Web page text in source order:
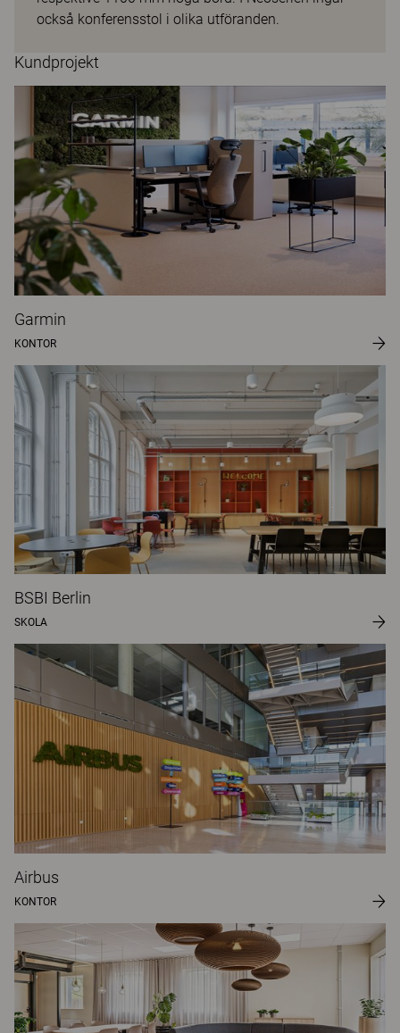
också konferensstol i olika utföranden.
Kundprojekt
Garmin
KONTOR
BSBI Berlin
SKOLA
Airbus
KONTOR